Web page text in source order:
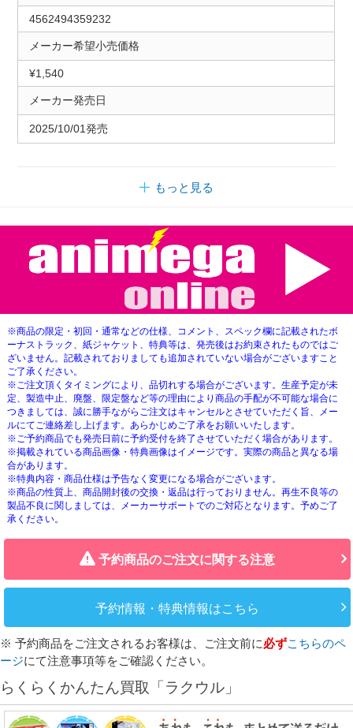
4562494359232
メーカー希望小売価格
¥1,540
メーカー発売日
2025/10/01発売
もっと見る
※商品の限定・初回・通常などの仕様、コメント、スペック欄に記載されたボ
ーナストラック、紙ジャケット、特典等は、発売後はお約束されたものではご
ざいません。記載されておりましても追加されていない場合がございますこと
ご了承ください。
※ご注文頂くタイミングにより、品切れする場合がございます。生産予定が未
定、製造中止、廃盤、限定盤など等の理由により商品の手配が不可能な場合に
つきましては、誠に勝手ながらご注文はキャンセルとさせていただく旨、メー
ルにてご連絡差し上げます。あらかじめご了承をお願いいたします。
※ご予約商品でも発売日前に予約受付を終了させていただく場合があります。
※掲載されている商品画像・特典画像はイメージです。実際の商品と異なる場
合があります。
※特典内容・商品仕様は予告なく変更になる場合がございます。
※商品の性質上、商品開封後の交換・返品は行っておりません。再生不良等の
製品不良に関しましては、メーカーサポートでのご対応となります。予めご了
承ください。
予約商品のご注文に関する注意
予約情報・特典情報はこちら
※ 予約商品をご注文されるお客様は、ご注文前に必ずこちらのペ
ージにて注意事項等をご確認ください。
らくらくかんたん買取「ラクウル」